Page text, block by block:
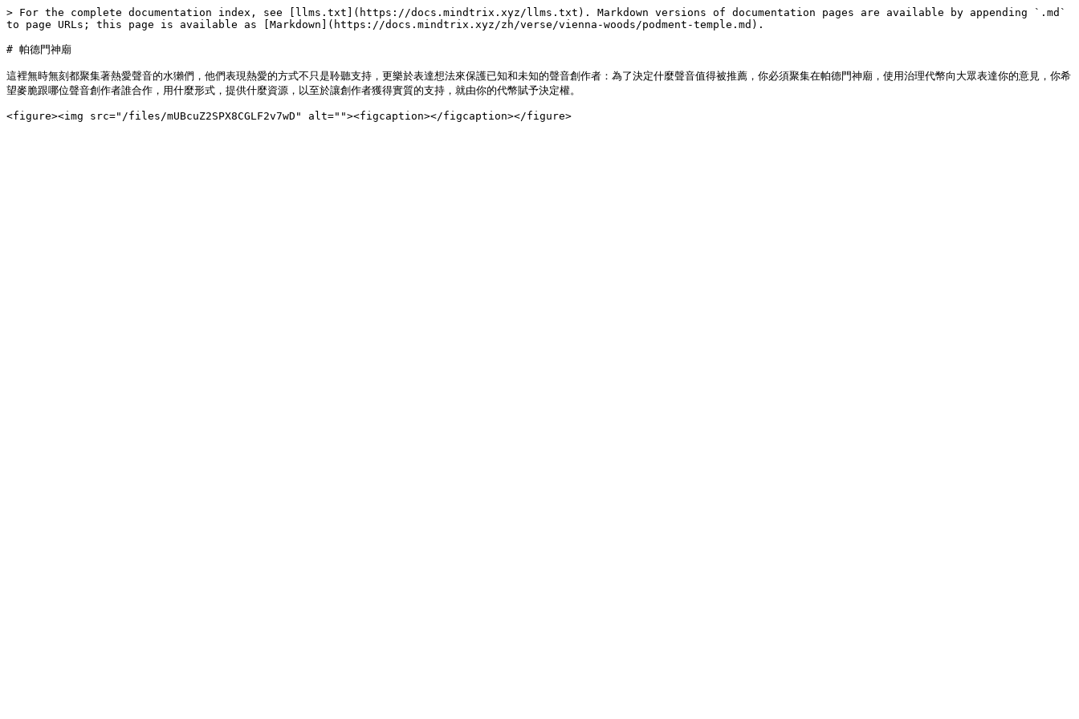
> For the complete documentation index, see [llms.txt](https://docs.mindtrix.xyz/llms.txt). Markdown versions of documentation pages are available by appending `.md`
to page URLs; this page is available as [Markdown](https://docs.mindtrix.xyz/zh/verse/vienna-woods/podment-temple.md).
# 帕德門神廟
這裡無時無刻都聚集著熱愛聲音的水獺們，他們表現熱愛的方式不只是聆聽支持，更樂於表達想法來保護已知和未知的聲音創作者：為了決定什麼聲音值得被推薦，你必須聚集在帕德門神廟，使用治理代幣向大眾表達你的意見，你希
望麥脆跟哪位聲音創作者誰合作，用什麼形式，提供什麼資源，以至於讓創作者獲得實質的支持，就由你的代幣賦予決定權。